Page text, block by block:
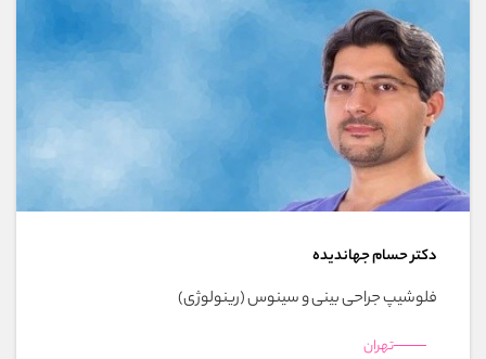
دکتر حسام جهاندیده
فلوشیپ جراحی بینی و سینوس (رینولوژی)
تهران